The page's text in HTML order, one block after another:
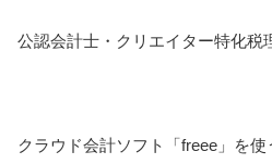
公認会計士・クリエイター特化税
クラウド会計ソフト「freee」を